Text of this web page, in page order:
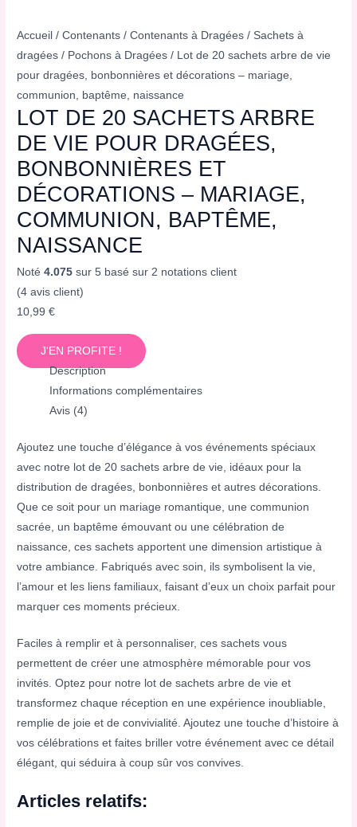
Accueil /Contenants /Contenants à Dragées / Sachets à
dragées / Pochons à Dragées / Lot de 20 sachets arbre de vie
pour dragées, bonbonnières et décorations – mariage,
communion, baptême, naissance
LOT DE 20 SACHETS ARBRE
DE VIE POUR DRAGÉES,
BONBONNIÈRES ET
DÉCORATIONS – MARIAGE,
COMMUNION, BAPTÊME,
NAISSANCE
Noté4.075 sur 5 basé sur2 notations client
(4 avis client)
10,99€
J'EN PROFITE !
Description
Informations complémentaires
Avis (4)
Ajoutez une touche d’élégance à vos événements spéciaux
avec notre lot de 20 sachets arbre de vie, idéaux pour la
distribution de dragées, bonbonnières et autres décorations.
Que ce soit pour un mariage romantique, une communion
sacrée, un baptême émouvant ou une célébration de
naissance, ces sachets apportent une dimension artistique à
votre ambiance. Fabriqués avec soin, ils symbolisent la vie,
l’amour et les liens familiaux, faisant d’eux un choix parfait pour
marquer ces moments précieux.
Faciles à remplir et à personnaliser, ces sachets vous
permettent de créer une atmosphère mémorable pour vos
invités. Optez pour notre lot de sachets arbre de vie et
transformez chaque réception en une expérience inoubliable,
remplie de joie et de convivialité. Ajoutez une touche d’histoire à
vos célébrations et faites briller votre événement avec ce détail
élégant, qui séduira à coup sûr vos convives.
Articles relatifs: